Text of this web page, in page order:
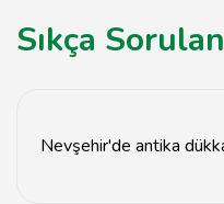
Sıkça
Nevşehir'de antika